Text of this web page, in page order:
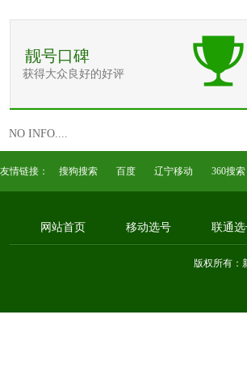
靓号口碑
获得大众良好的好评
NO INFO....
友情链接： 搜狗搜索 百度 辽宁移动 360搜索
网站首页 移动选号 联通
版权所有：